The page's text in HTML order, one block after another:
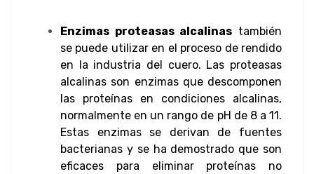
Enzimas proteasas alcalinas también
se puede utilizar en el proceso de rendido
en la industria del cuero. Las proteasas
alcalinas son enzimas que descomponen
las proteínas en condiciones alcalinas,
normalmente en un rango de pH de 8 a 11.
Estas enzimas se derivan de fuentes
bacterianas y se ha demostrado que son
eficaces para eliminar proteínas no